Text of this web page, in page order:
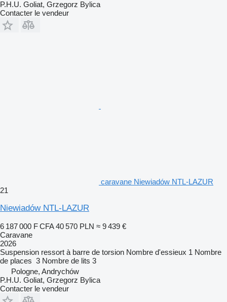
P.H.U. Goliat, Grzegorz Bylica
Contacter le vendeur
caravane Niewiadów NTL-LAZUR
21
Niewiadów NTL-LAZUR
6 187 000 F CFA 40 570 PLN ≈ 9 439 €
Caravane
2026
Suspension ressort à barre de torsion Nombre d'essieux 1 Nombre
de places 3 Nombre de lits 3
Pologne, Andrychów
P.H.U. Goliat, Grzegorz Bylica
Contacter le vendeur